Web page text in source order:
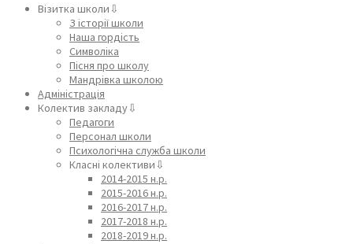
Візитка школи⇩
З історії школи
Наша гордість
Символіка
Пісня про школу
Мандрівка школою
Адміністрація
Колектив закладу⇩
Педагоги
Персонал школи
Психологічна служба школи
Класні колективи⇩
2014-2015 н.р.
2015-2016 н.р.
2016-2017 н.р.
2017-2018 н.р.
2018-2019 н.р.